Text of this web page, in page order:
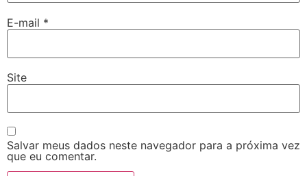
E-mail *
Site
Salvar meus dados neste navegador para a próxima vez
que eu comentar.